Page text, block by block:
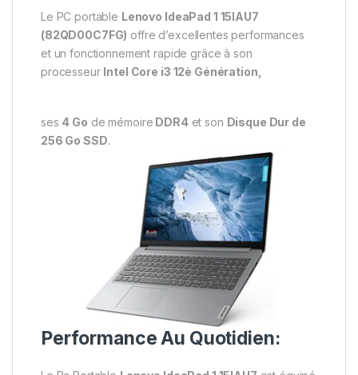
Le PC portable Lenovo IdeaPad 1 15IAU7
(82QD00C7FG) offre d’excellentes performances
et un fonctionnement rapide grâce à son
processeur Intel Core i3 12è Génération,
ses 4 Go de mémoire DDR4et son Disque Dur de
256 Go SSD.
Performance Au Quotidien: